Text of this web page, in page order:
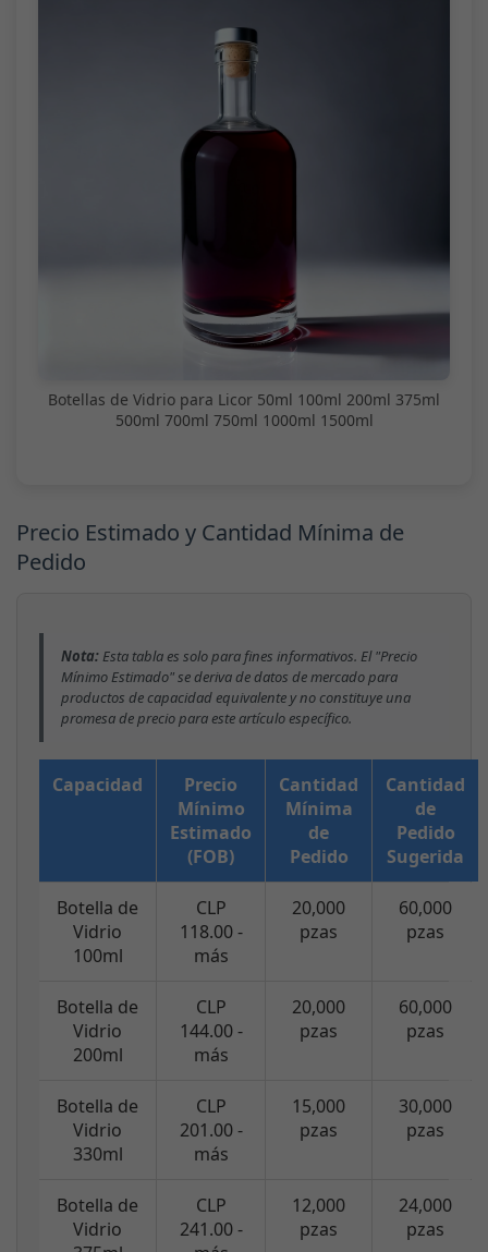
Botellas de Vidrio para Licor 50ml 100ml 200ml 375ml
500ml 700ml 750ml 1000ml 1500ml
Precio Estimado y Cantidad Mínima de
Pedido
Nota:Esta tabla es solo para fines informativos. El "Precio
Mínimo Estimado" se deriva de datos de mercado para
productos de capacidad equivalente y no constituye una
promesa de precio para este artículo específico.
Capacidad
Precio
Mínimo
Estimado
(FOB)
Cantidad
Mínima
de
Pedido
Cantidad
de
Pedido
Sugerida
Botella de
Vidrio
100ml
CLP
118.00 -
más
20,000
pzas
60,000
pzas
Botella de
Vidrio
200ml
CLP
144.00 -
más
20,000
pzas
60,000
pzas
Botella de
Vidrio
330ml
CLP
201.00 -
más
15,000
pzas
30,000
pzas
Botella de
Vidrio
CLP
241.00 -
12,000
pzas
24,000
pzas